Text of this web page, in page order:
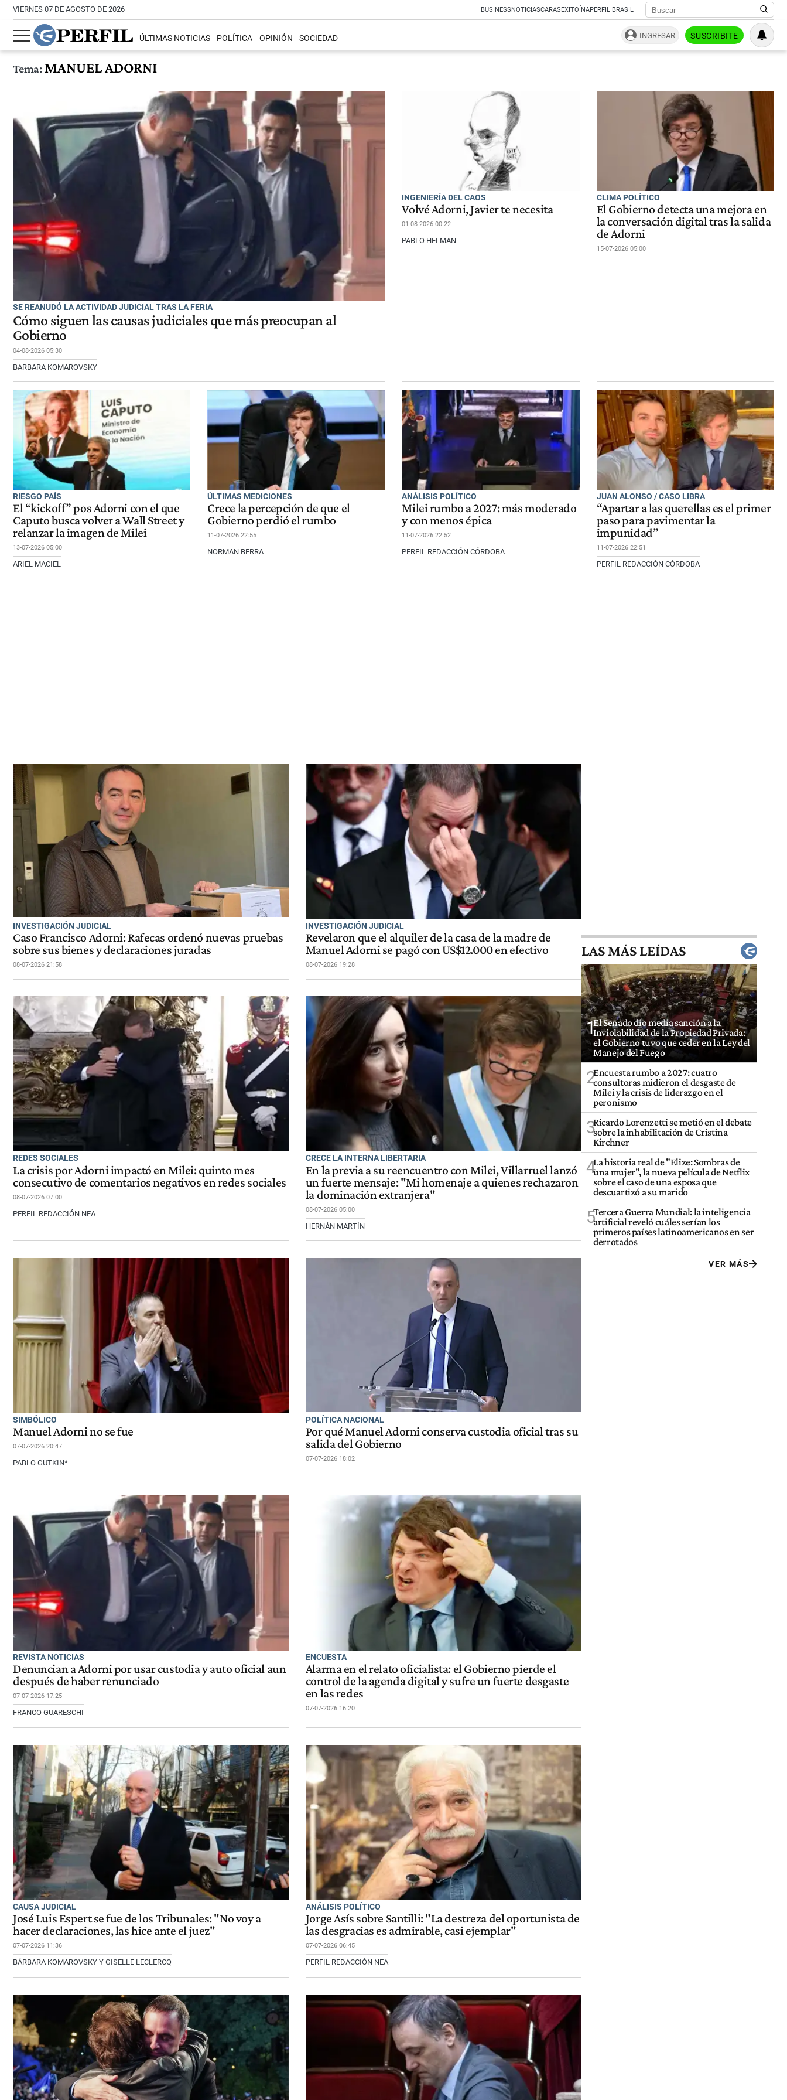
VIERNES 07 DE AGOSTO DE 2026 BUSINESSNOTICIASCARASEXITOÍNAPERFIL BRASIL
ÚLTIMAS NOTICIAS POLÍTICA OPINIÓN SOCIEDAD INGRESAR SUSCRIBITE
Tema:MANUEL ADORNI
SE REANUDÓ LA ACTIVIDAD JUDICIAL TRAS LA FERIA
Cómo siguen las causas judiciales que más preocupan al
Gobierno
04-08-2026 05:30
BARBARA KOMAROVSKY
INGENIERÍA DEL CAOS
Volvé Adorni, Javier te necesita
01-08-2026 00:22
PABLO HELMAN
CLIMA POLÍTICO
El Gobierno detecta una mejora en
la conversación digital tras la salida
de Adorni
15-07-2026 05:00
RIESGO PAÍS
El “kickoff” pos Adorni con el que
Caputo busca volver a Wall Street y
relanzar la imagen de Milei
13-07-2026 05:00
ARIEL MACIEL
ÚLTIMAS MEDICIONES
Crece la percepción de que el
Gobierno perdió el rumbo
11-07-2026 22:55
NORMAN BERRA
ANÁLISIS POLÍTICO
Milei rumbo a 2027: más moderado
y con menos épica
11-07-2026 22:52
PERFIL REDACCIÓN CÓRDOBA
JUAN ALONSO / CASO LIBRA
“Apartar a las querellas es el primer
paso para pavimentar la
impunidad”
11-07-2026 22:51
PERFIL REDACCIÓN CÓRDOBA
INVESTIGACIÓN JUDICIAL
Caso Francisco Adorni: Rafecas ordenó nuevas pruebas
sobre sus bienes y declaraciones juradas
08-07-2026 21:58
INVESTIGACIÓN JUDICIAL
Revelaron que el alquiler de la casa de la madre de
Manuel Adorni se pagó con US$12.000 en efectivo
08-07-2026 19:28
REDES SOCIALES
La crisis por Adorni impactó en Milei: quinto mes
consecutivo de comentarios negativos en redes sociales
08-07-2026 07:00
PERFIL REDACCIÓN NEA
CRECE LA INTERNA LIBERTARIA
En la previa a su reencuentro con Milei, Villarruel lanzó
un fuerte mensaje: "Mi homenaje a quienes rechazaron
la dominación extranjera"
08-07-2026 05:00
HERNÁN MARTÍN
SIMBÓLICO
Manuel Adorni no se fue
07-07-2026 20:47
PABLO GUTKIN*
POLÍTICA NACIONAL
Por qué Manuel Adorni conserva custodia oficial tras su
salida del Gobierno
07-07-2026 18:02
REVISTA NOTICIAS
Denuncian a Adorni por usar custodia y auto oficial aun
después de haber renunciado
07-07-2026 17:25
FRANCO GUARESCHI
ENCUESTA
Alarma en el relato oficialista: el Gobierno pierde el
control de la agenda digital y sufre un fuerte desgaste
en las redes
07-07-2026 16:20
CAUSA JUDICIAL
José Luis Espert se fue de los Tribunales: "No voy a
hacer declaraciones, las hice ante el juez"
07-07-2026 11:36
BÁRBARA KOMAROVSKY Y GISELLE LECLERCQ
ANÁLISIS POLÍTICO
Jorge Asís sobre Santilli: "La destreza del oportunista de
las desgracias es admirable, casi ejemplar"
07-07-2026 06:45
PERFIL REDACCIÓN NEA
LAS MÁS LEÍDAS
1El Senado dio media sanción a la
Inviolabilidad de la Propiedad Privada:
el Gobierno tuvo que ceder en la Ley del
Manejo del Fuego
2Encuesta rumbo a 2027: cuatro
consultoras midieron el desgaste de
Milei y la crisis de liderazgo en el
peronismo
3Ricardo Lorenzetti se metió en el debate
sobre la inhabilitación de Cristina
Kirchner
4La historia real de "Elize: Sombras de
una mujer", la nueva película de Netflix
sobre el caso de una esposa que
descuartizó a su marido
5Tercera Guerra Mundial: la inteligencia
artificial reveló cuáles serían los
primeros países latinoamericanos en ser
derrotados
VER MÁS